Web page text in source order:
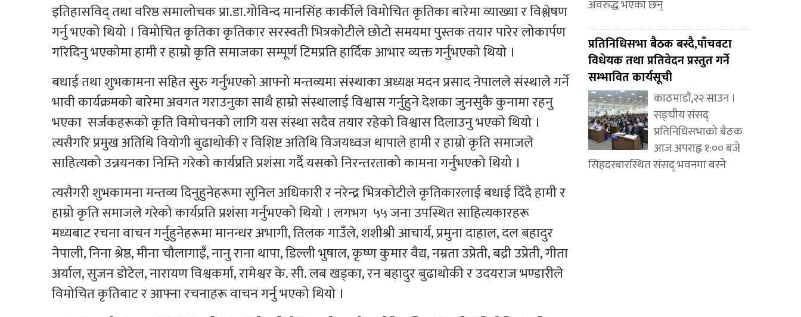
इतिहासविद् तथा वरिष्ठ समालोचक प्रा.डा.गोविन्द मानसिंह कार्कीले विमोचित कृतिका बारेमा व्याख्या र विश्लेषण
गर्नु भएको थियो । विमोचित कृतिका कृतिकार सरस्वती भित्रकोटीले छोटो समयमा पुस्तक तयार पारेर लोकार्पण
गरिदिनु भएकोमा हामी र हाम्रो कृति समाजका सम्पूर्ण टिमप्रति हार्दिक आभार व्यक्त गर्नुभएको थियो ।
बधाई तथा शुभकामना सहित सुरु गर्नुभएको आफ्नो मन्तव्यमा संस्थाका अध्यक्ष मदन प्रसाद नेपालले संस्थाले गर्ने
भावी कार्यक्रमको बारेमा अवगत गराउनुका साथै हाम्रो संस्थालाई विश्वास गर्नुहुने देशका जुनसुकै कुनामा रहनु
भएका सर्जकहरूको कृति विमोचनको लागि यस संस्था सदैव तयार रहेको विश्वास दिलाउनु भएको थियो ।
त्यसैगरि प्रमुख अतिथि वियोगी बुढाथोकी र विशिष्ट अतिथि विजयध्वज थापाले हामी र हाम्रो कृति समाजले
साहित्यको उन्नयनका निम्ति गरेको कार्यप्रति प्रशंसा गर्दै यसको निरन्तरताको कामना गर्नुभएको थियो ।
त्यसैगरी शुभकामना मन्तव्य दिनुहुनेहरूमा सुनिल अधिकारी र नरेन्द्र भित्रकोटीले कृतिकारलाई बधाई दिँदै हामी र
हाम्रो कृति समाजले गरेको कार्यप्रति प्रशंसा गर्नुभएको थियो । लगभग ५५ जना उपस्थित साहित्यकारहरू
मध्यबाट रचना वाचन गर्नुहुनेहरूमा मानन्धर अभागी, तिलक गाउँले, शशीश्री आचार्य, प्रमुना दाहाल, दल बहादुर
नेपाली, निना श्रेष्ठ, मीना चौलागाईँ, नानु राना थापा, डिल्ली भुषाल, कृष्ण कुमार वैद्य, नम्रता उप्रेती, बद्री उप्रेती, गीता
अर्याल, सुजन डोटेल, नारायण विश्वकर्मा, रामेश्वर के. सी. लब खड्का, रन बहादुर बुढाथोकी र उदयराज भण्डारीले
विमोचित कृतिबाट र आफ्ना रचनाहरू वाचन गर्नु भएको थियो ।
अवरुद्ध भएका छन्
प्रतिनिधिसभा बैठक बस्दै,पाँचवटा
विधेयक तथा प्रतिवेदन प्रस्तुत गर्ने
सम्भावित कार्यसूची
काठमाडौं,२२ साउन ।
सङ्घीय संसद्
प्रतिनिधिसभाको बैठक
आज अपराह्न १:०० बजे
सिंहदरबारस्थित संसद् भवनमा बस्ने